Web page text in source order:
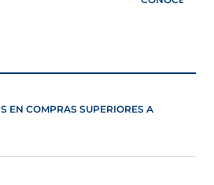
EN COMPRAS SUPERIORES A